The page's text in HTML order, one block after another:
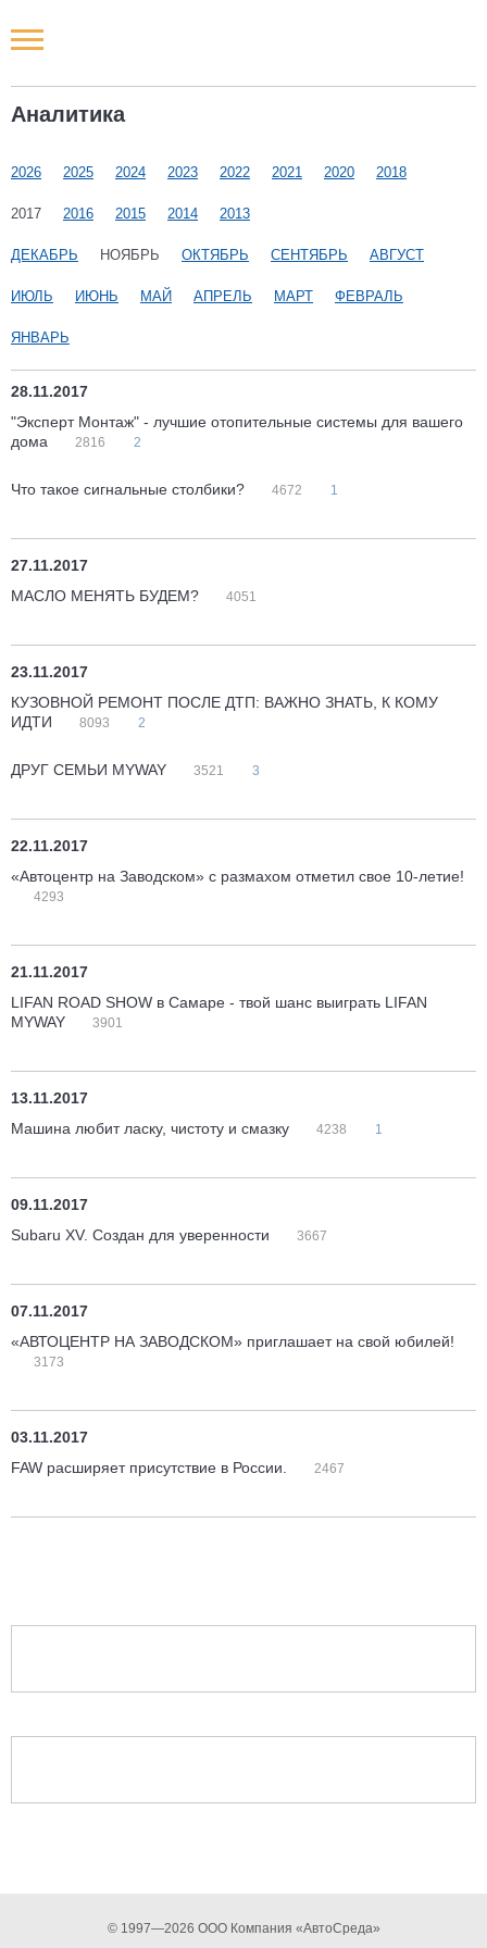
Аналитика
2026 2025 2024 2023 2022 2021 2020 2018
2017 2016 2015 2014 2013
ДЕКАБРЬ НОЯБРЬ ОКТЯБРЬ СЕНТЯБРЬ АВГУСТ
ИЮЛЬ ИЮНЬ МАЙ АПРЕЛЬ МАРТ ФЕВРАЛЬ
ЯНВАРЬ
28.11.2017
"Эксперт Монтаж" - лучшие отопительные системы для вашего
дома
2816 2
Что такое сигнальные столбики? 4672 1
27.11.2017
МАСЛО МЕНЯТЬ БУДЕМ?
4051
23.11.2017
КУЗОВНОЙ РЕМОНТ ПОСЛЕ ДТП: ВАЖНО ЗНАТЬ, К КОМУ
ИДТИ
8093 2
ДРУГ СЕМЬИ MYWAY 3521 3
22.11.2017
«Автоцентр на Заводском» с размахом отметил свое 10-летие!
4293
21.11.2017
LIFAN ROAD SHOW в Самаре - твой шанс выиграть LIFAN
MYWAY
3901
13.11.2017
Машина любит ласку, чистоту и смазку
4238 1
09.11.2017
Subaru XV. Создан для уверенности
3667
07.11.2017
«АВТОЦЕНТР НА ЗАВОДСКОМ» приглашает на свой юбилей!
3173
03.11.2017
FAW расширяет присутствие в России.
2467
© 1997—2026 ООО Компания «АвтоСреда»
Новости РФ
Наши мероприятия
Статьи